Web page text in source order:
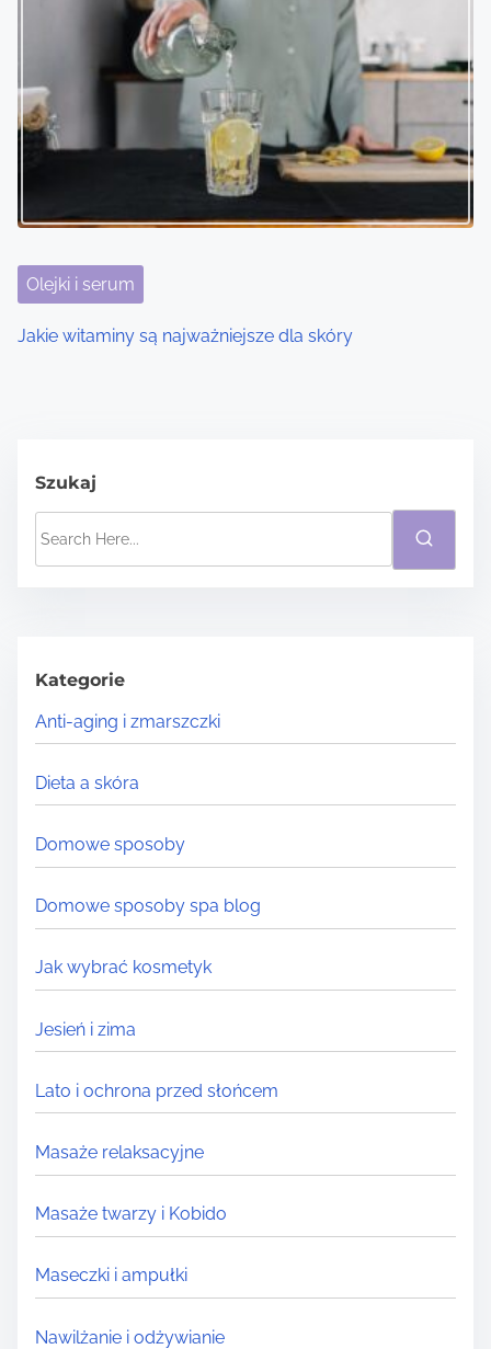
Olejki i serum
Jakie witaminy są najważniejsze dla skóry
Szukaj
h
H
e
r
e
.
.
.
Kategorie
Anti-aging i zmarszczki
Dieta a skóra
Domowe sposoby
Domowe sposoby spa blog
Jak wybrać kosmetyk
Jesień i zima
Lato i ochrona przed słońcem
Masaże relaksacyjne
Masaże twarzy i Kobido
Maseczki i ampułki
Nawilżanie i odżywianie